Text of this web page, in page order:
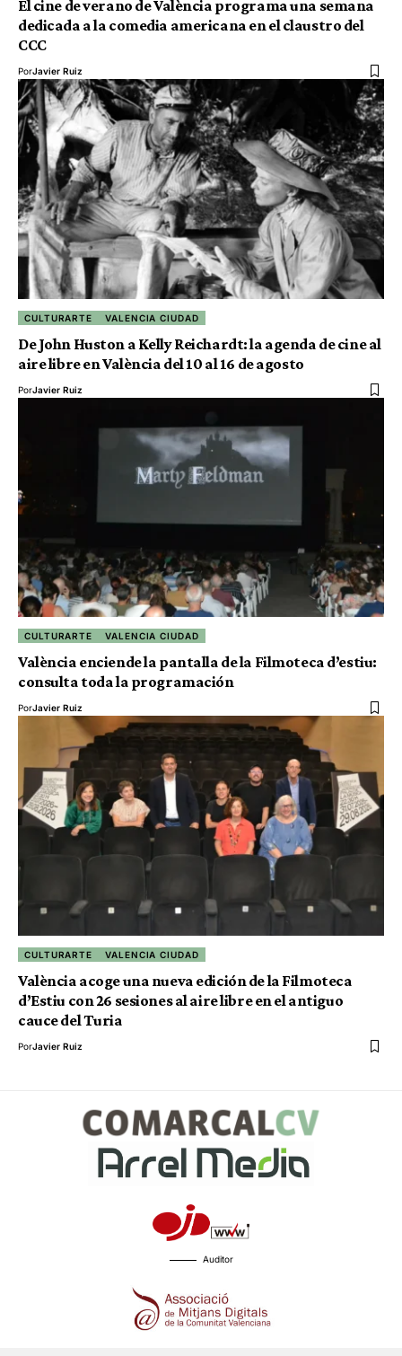
El cine de verano de València programa una semana
dedicada a la comedia americana en el claustro del
CCC
PorJavier Ruiz
CULTURARTE VALENCIA CIUDAD
De John Huston a Kelly Reichardt: la agenda de cine al
aire libre en València del 10 al 16 de agosto
PorJavier Ruiz
CULTURARTE VALENCIA CIUDAD
València enciende la pantalla de la Filmoteca d’estiu:
consulta toda la programación
PorJavier Ruiz
CULTURARTE VALENCIA CIUDAD
València acoge una nueva edición de la Filmoteca
d’Estiu con 26 sesiones al aire libre en el antiguo
cauce del Turia
PorJavier Ruiz
Auditor